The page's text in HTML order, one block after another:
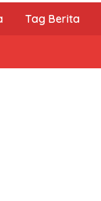
Tag Berita